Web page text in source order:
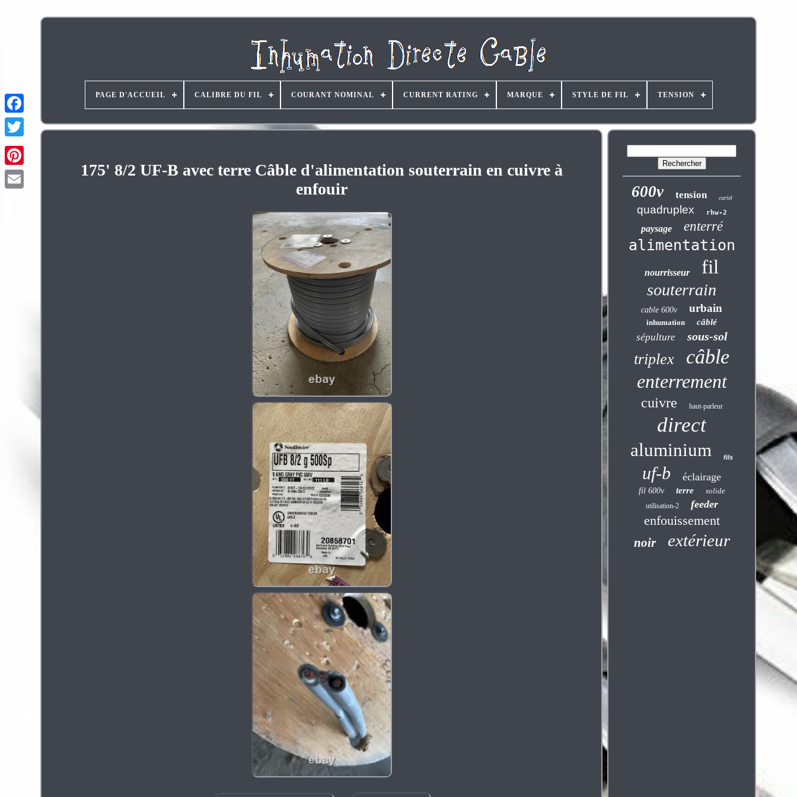
Pinterest
PAGE D'ACCUEIL CALIBRE DU FIL COURANT NOMINAL CURRENT RATING MARQUE STYLE DE FIL TENSION
175' 8/2 UF-B avec terre Câble d'alimentation souterrain en cuivre à
enfouir
600v tension curiel
quadruplex rhw-2
paysage enterré
alimentation
nourrisseur fil
souterrain
cable 600v urbain
inhumation câblé
sépulture sous-sol
triplex câble
enterrement
cuivre haut-parleur
direct
aluminium fils
uf-b éclairage
fil 600v terre solide
utilisation-2 feeder
enfouissement
noir extérieur